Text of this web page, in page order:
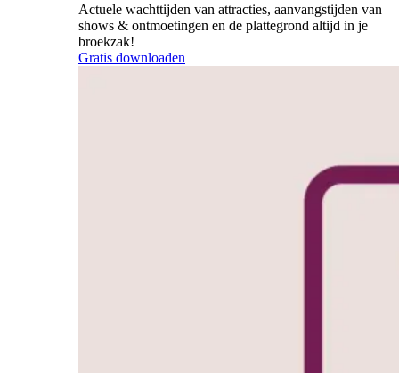
Actuele wachttijden van attracties, aanvangstijden van
shows & ontmoetingen en de plattegrond altijd in je
broekzak!
Gratis downloaden